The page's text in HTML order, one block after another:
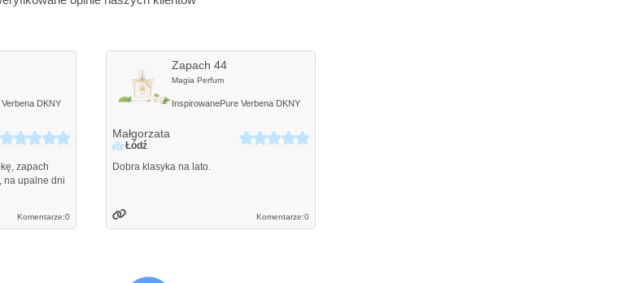
DKNY
zapach
na upalne dni
Komentarze:0
Zapach 44
Magia Perfum
InspirowanePure Verbena DKNY
Małgorzata
Łódź
Dobra klasyka na lato.
Komentarze:0